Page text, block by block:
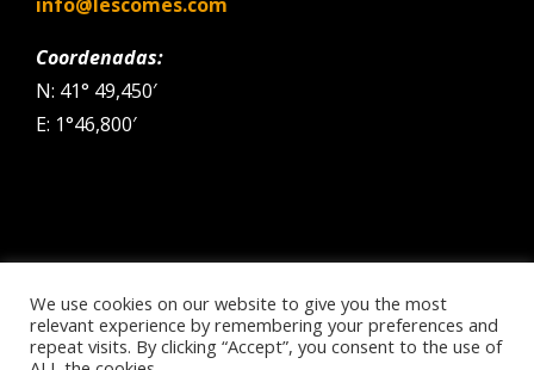
Coordenadas:
N: 41° 49,450′
E: 1°46,800′
Copyright 2026 | Club Esportiu Promotor Sports | All Rights
Reserved
We use cookies on our website to give you the most
relevant experience by remembering your preferences and
repeat visits. By clicking “Accept”, you consent to the use of